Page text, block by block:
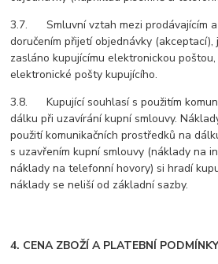
3.7. Smluvní vztah mezi prodávajícím a
doručením přijetí objednávky (akceptací),
zasláno kupujícímu elektronickou
elektronické pošty kupujícího.
3.8. Kupující souhlasí s použitím
dálku při uzavírání kupní smlouvy.
použití komunikačních prostředků na
s uzavřením kupní smlouvy (náklady na
náklady na telefonní hovory) si hradí
náklady se neliší od základní sazby.
4. CENA ZBOŽÍ A PLATEBNÍ